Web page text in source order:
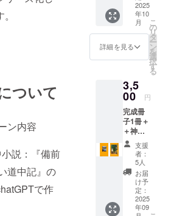
ついて
ン内容
説：『備前
道中記』の
で作
神社、
「式内
社」約
3000社
のうち
社調査
報告」
を参考
に編集
したカ
ラー刷
冊子の
PDF版
②『式
内社巡
拝報告
(備前
編）』
を持っ
（九二
七年）
に完成
した
「延喜
式」の
神名帳
られて
いる由
緒ある
神社、
「式内
社」約
3000社
のうち
備前国
21社を
「式内
社調査
報告」
を参考
2025
年10
月
詳細を見る
こ
の
リ
タ
ー
ン
を
選
択
す
る
3,5
00 円
完成冊
子1冊＋
＋神社
史研究
会機関
誌「神
社史研
究」冊
⓵「式
内社巡
拝報告
支援
者：
5人
お届
け予
定：
2025
年09